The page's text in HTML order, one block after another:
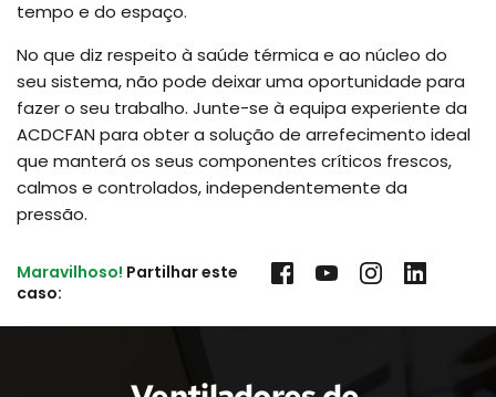
tempo e do espaço.
No que diz respeito à saúde térmica e ao núcleo do
seu sistema, não pode deixar uma oportunidade para
fazer o seu trabalho. Junte-se à equipa experiente da
ACDCFAN para obter a solução de arrefecimento ideal
que manterá os seus componentes críticos frescos,
calmos e controlados, independentemente da
pressão.
Maravilhoso! Partilhar este
caso: